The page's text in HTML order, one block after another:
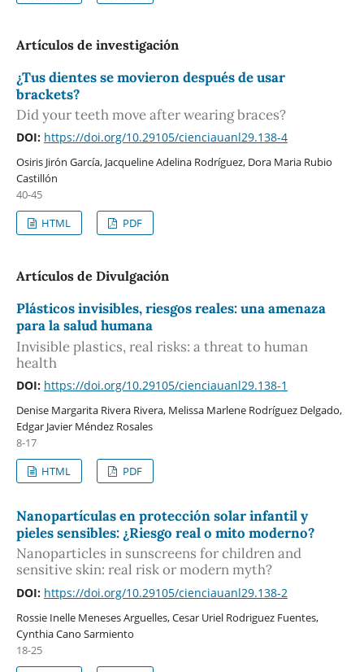
Artículos de investigación
¿Tus dientes se movieron después de usar
brackets?
Did your teeth move after wearing braces?
DOI: https://doi.org/10.29105/cienciauanl29.138-4
Osiris Jirón García, Jacqueline Adelina Rodríguez, Dora Maria Rubio
Castillón
40-45
HTML
PDF
Artículos de Divulgación
Plásticos invisibles, riesgos reales: una amenaza
para la salud humana
Invisible plastics, real risks: a threat to human
health
DOI: https://doi.org/10.29105/cienciauanl29.138-1
Denise Margarita Rivera Rivera, Melissa Marlene Rodríguez Delgado,
Edgar Javier Méndez Rosales
8-17
HTML
PDF
Nanopartículas en protección solar infantil y
pieles sensibles: ¿Riesgo real o mito moderno?
Nanoparticles in sunscreens for children and
sensitive skin: real risk or modern myth?
DOI: https://doi.org/10.29105/cienciauanl29.138-2
Rossie Inelle Meneses Arguelles, Cesar Uriel Rodriguez Fuentes,
Cynthia Cano Sarmiento
18-25